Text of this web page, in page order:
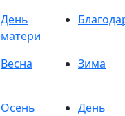
День
матери
Весна Зима
Осень
День